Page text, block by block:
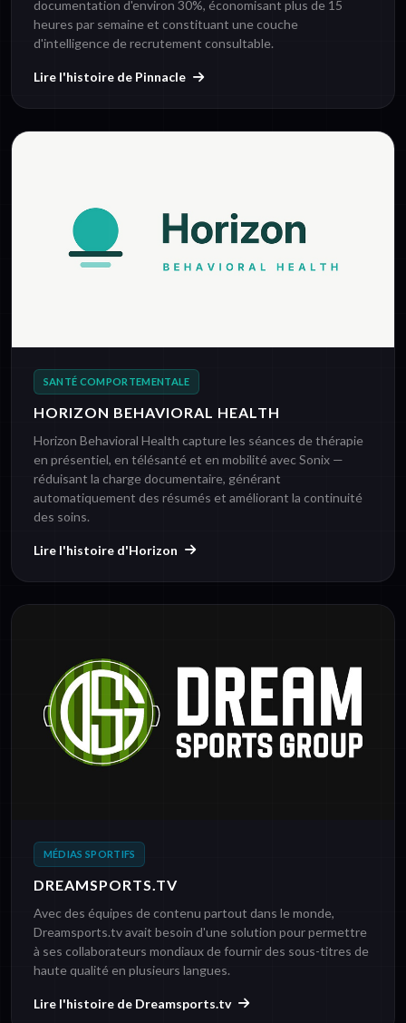
documentation d'environ 30%, économisant plus de 15
heures par semaine et constituant une couche
d'intelligence de recrutement consultable.
Lire l'histoire de Pinnacle
SANTÉ COMPORTEMENTALE
HORIZON BEHAVIORAL HEALTH
Horizon Behavioral Health capture les séances de thérapie
en présentiel, en télésanté et en mobilité avec Sonix —
réduisant la charge documentaire, générant
automatiquement des résumés et améliorant la continuité
des soins.
Lire l'histoire d'Horizon
MÉDIAS SPORTIFS
DREAMSPORTS.TV
Avec des équipes de contenu partout dans le monde,
Dreamsports.tv avait besoin d'une solution pour permettre
à ses collaborateurs mondiaux de fournir des sous-titres de
haute qualité en plusieurs langues.
Lire l'histoire de Dreamsports.tv